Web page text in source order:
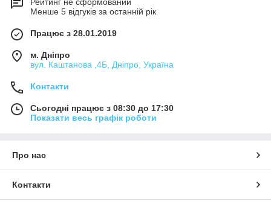
Рейтинг не сформований
Менше 5 відгуків за останній рік
Працює з 28.01.2019
м. Дніпро
вул. Каштанова ,4Б, Дніпро, Україна
Контакти
Сьогодні працює з 08:30 до 17:30
Показати весь графік роботи
Про нас
Контакти